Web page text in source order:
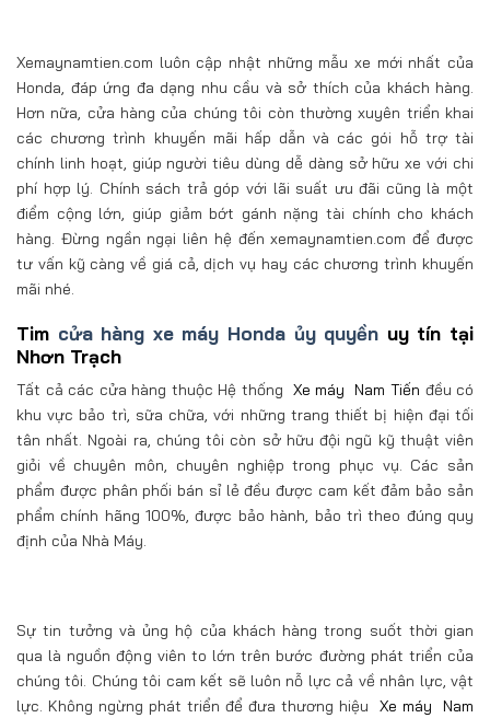
Xemaynamtien.com luôn cập nhật những mẫu xe mới nhất của
Honda, đáp ứng đa dạng nhu cầu và sở thích của khách hàng.
Hơn nữa, cửa hàng của chúng tôi còn thường xuyên triển khai
các chương trình khuyến mãi hấp dẫn và các gói hỗ trợ tài
chính linh hoạt, giúp người tiêu dùng dễ dàng sở hữu xe với chi
phí hợp lý. Chính sách trả góp với lãi suất ưu đãi cũng là một
điểm cộng lớn, giúp giảm bớt gánh nặng tài chính cho khách
hàng. Đừng ngần ngại liên hệ đến xemaynamtien.com để được
tư vấn kỹ càng về giá cả, dịch vụ hay các chương trình khuyến
mãi nhé.
Tim cửa hàng xe máy Honda ủy quyền uy tín tại
Nhơn Trạch
Tất cả các cửa hàng thuộc Hệ thống Xe máy Nam Tiến đều có
khu vực bảo trì, sữa chữa, với những trang thiết bị hiện đại tối
tân nhất. Ngoài ra, chúng tôi còn sở hữu đội ngũ kỹ thuật viên
giỏi về chuyên môn, chuyên nghiệp trong phục vụ. Các sản
phẩm được phân phối bán sỉ lẻ đều được cam kết đảm bảo sản
phẩm chính hãng 100%, được bảo hành, bảo trì theo đúng quy
định của Nhà Máy.
Sự tin tưởng và ủng hộ của khách hàng trong suốt thời gian
qua là nguồn động viên to lớn trên bước đường phát triển của
chúng tôi. Chúng tôi cam kết sẽ luôn nỗ lực cả về nhân lực, vật
lực. Không ngừng phát triển để đưa thương hiệu
Xe máy
Nam